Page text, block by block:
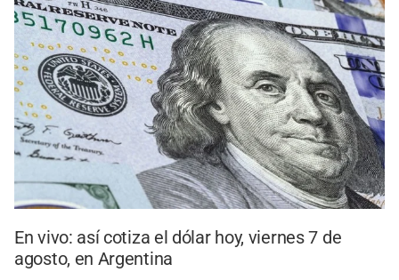
En vivo: así cotiza el dólar hoy, viernes 7 de
agosto, en Argentina